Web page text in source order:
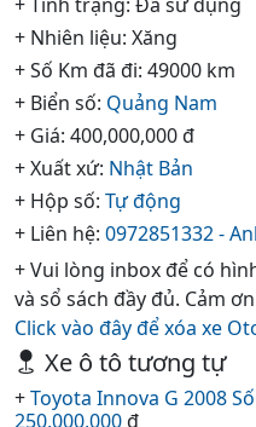
+ Nhiên liệu: Xăng
+ Số Km đã đi: 49000 km
+ Biển số: Quảng Nam
+ Giá: 400,000,000 đ
+ Xuất xứ: Nhật Bản
+ Hộp số: Tự động
+ Liên hệ: 0972851332 -
+ Vui lòng inbox để có
và sổ sách đầy đủ. Cảm
Click vào đây để xóa xe
Xe ô tô tương tự
+Toyota Innova G 2008
250,000,000đ